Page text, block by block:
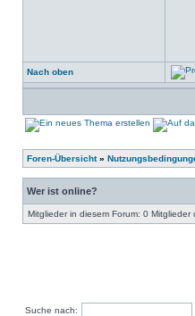
Nach oben
Foren-Übersicht»
Wer ist online?
Mitglieder in diesem Forum: 0 Mitglieder
Suche nach: